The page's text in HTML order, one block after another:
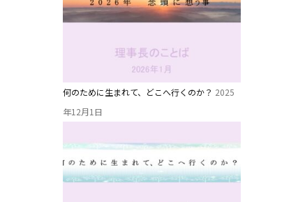
何のために生まれて、どこへ行くのか？ 2025
年12月1日
未就園児クラス
1歳・2歳親子登園［マリポサクラス ]
2歳児ひとり登園［ゆず組 ]